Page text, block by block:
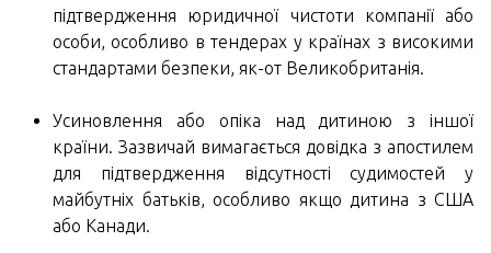
підтвердження юридичної чистоти компанії або
особи, особливо в тендерах у країнах з високими
стандартами безпеки, як-от Великобританія.
Усиновлення або опіка над дитиною з іншої
країни. Зазвичай вимагається довідка з апостилем
для підтвердження відсутності судимостей у
майбутніх батьків, особливо якщо дитина з США
або Канади.